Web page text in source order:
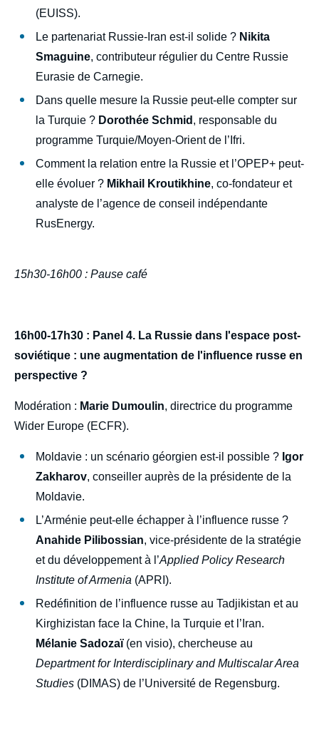
(EUISS).
Le partenariat Russie-Iran est-il solide ? Nikita
Smaguine, contributeur régulier du Centre Russie
Eurasie de Carnegie.
Dans quelle mesure la Russie peut-elle compter sur
la Turquie ? Dorothée Schmid , responsable du
programme Turquie/Moyen-Orient de l’Ifri.
Comment la relation entre la Russie et l’OPEP+ peut-
elle évoluer ? Mikhail Kroutikhine, co-fondateur et
analyste de l’agence de conseil indépendante
RusEnergy.
15h30-16h00 : Pause café
16h00-17h30 : Panel 4. La Russie dans l'espace post-
soviétique : une augmentation de l'influence russe en
perspective ?
Modération : Marie Dumoulin, directrice du programme
Wider Europe (ECFR).
Moldavie : un scénario géorgien est-il possible ? Igor
Zakharov, conseiller auprès de la présidente de la
Moldavie.
L’Arménie peut-elle échapper à l’influence russe ?
Anahide Pilibossian, vice-présidente de la stratégie
et du développement à l’Applied Policy Research
Institute of Armenia (APRI).
Redéfinition de l’influence russe au Tadjikistan et au
Kirghizistan face la Chine, la Turquie et l’Iran.
Mélanie Sadozaï (en visio), chercheuse au
Department for Interdisciplinary and Multiscalar Area
Studies (DIMAS) de l’Université de Regensburg.